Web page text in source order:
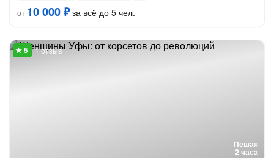
от 10 000 ₽за всё до 5 чел.
Пешая
2 часа
1 отзыв